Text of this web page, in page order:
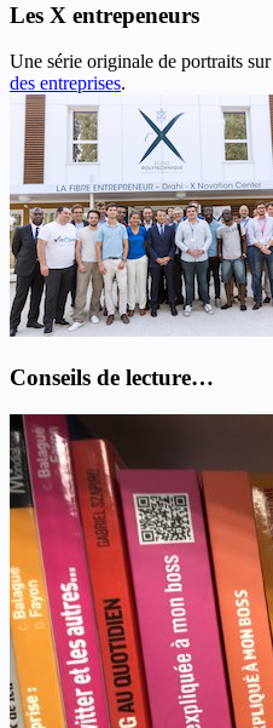
Les X entrepeneurs
Une série originale de portraits sur
des entreprises.
Conseils de lecture…